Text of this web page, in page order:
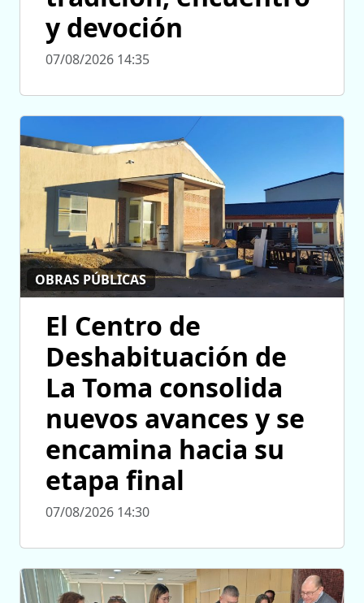
y devoción
07/08/2026 14:35
OBRAS PÚBLICAS
El Centro de
Deshabituación de
La Toma consolida
nuevos avances y se
encamina hacia su
etapa final
07/08/2026 14:30